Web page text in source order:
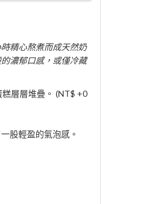
精心熬煮而成天然奶
濃郁口感，或僅冷藏
層層堆疊。 (NT$ +0
股輕盈的氣泡感。